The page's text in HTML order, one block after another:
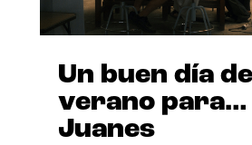
Un buen día de
verano para…
Juanes